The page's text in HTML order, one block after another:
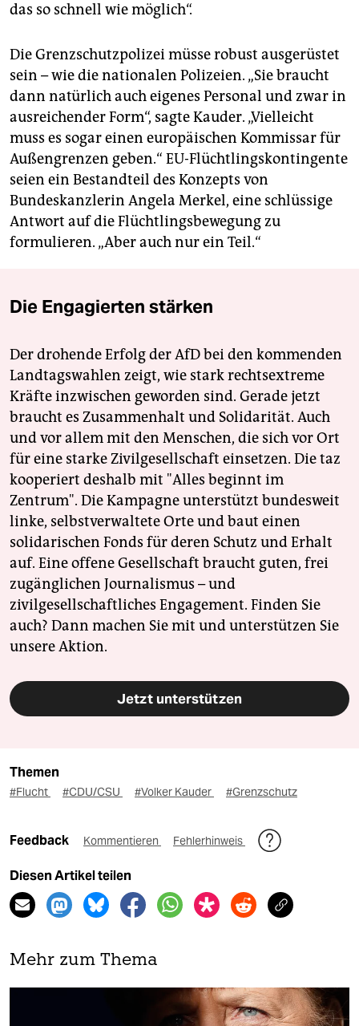
das so schnell wie möglich“.
Die Grenzschutzpolizei müsse robust ausgerüstet
sein – wie die nationalen Polizeien. „Sie braucht
dann natürlich auch eigenes Personal und zwar in
ausreichender Form“, sagte Kauder. „Vielleicht
muss es sogar einen europäischen Kommissar für
Außengrenzen geben.“ EU-Flüchtlingskontingente
seien ein Bestandteil des Konzepts von
Bundeskanzlerin Angela Merkel, eine schlüssige
Antwort auf die Flüchtlingsbewegung zu
formulieren. „Aber auch nur ein Teil.“
Die Engagierten stärken
Der drohende Erfolg der AfD bei den kommenden
Landtagswahlen zeigt, wie stark rechtsextreme
Kräfte inzwischen geworden sind. Gerade jetzt
braucht es Zusammenhalt und Solidarität. Auch
und vor allem mit den Menschen, die sich vor Ort
für eine starke Zivilgesellschaft einsetzen. Die taz
kooperiert deshalb mit "Alles beginnt im
Zentrum". Die Kampagne unterstützt bundesweit
linke, selbstverwaltete Orte und baut einen
solidarischen Fonds für deren Schutz und Erhalt
auf. Eine offene Gesellschaft braucht guten, frei
zugänglichen Journalismus – und
zivilgesellschaftliches Engagement. Finden Sie
auch? Dann machen Sie mit und unterstützen Sie
unsere Aktion.
Jetzt unterstützen
Themen
#Flucht #CDU/CSU #Volker Kauder #Grenzschutz
Feedback Kommentieren Fehlerhinweis
Diesen Artikel teilen
Mehr zum Thema